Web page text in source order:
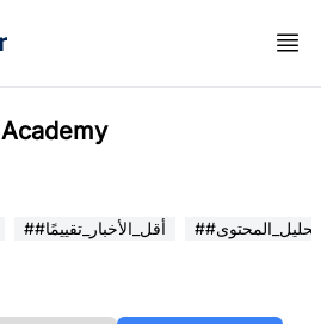
Academy
##أقل_الأخبار_تقييمًا ##تحليل_المحتوى